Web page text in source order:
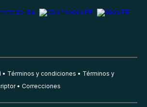
Términos y condiciones
Términos y
Correcciones